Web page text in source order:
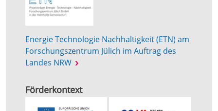
Energie Technologie Nachhaltigkeit (ETN) am
Forschungszentrum Jülich im Auftrag des
Landes NRW
Förderkontext